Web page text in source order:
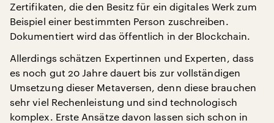
Zertifikaten, die den Besitz für ein digitales Werk zum
Beispiel einer bestimmten Person zuschreiben.
Dokumentiert wird das öffentlich in der Blockchain.
Allerdings schätzen Expertinnen und Experten, dass
es noch gut 20 Jahre dauert bis zur vollständigen
Umsetzung dieser Metaversen, denn diese brauchen
sehr viel Rechenleistung und sind technologisch
komplex. Erste Ansätze davon lassen sich schon in